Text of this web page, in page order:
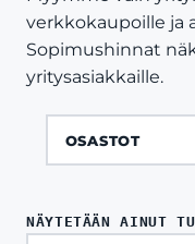
verkkokaupoille ja
Sopimushinnat
yritysasiakkaille.
OSASTOT
NÄYTETÄÄN AINUT